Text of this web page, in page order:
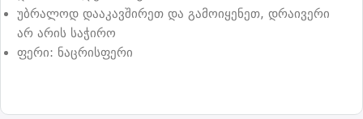
უბრალოდ დააკავშირეთ და გამოიყენეთ, დრაივერი
არ არის საჭირო
ფერი: ნაცრისფერი